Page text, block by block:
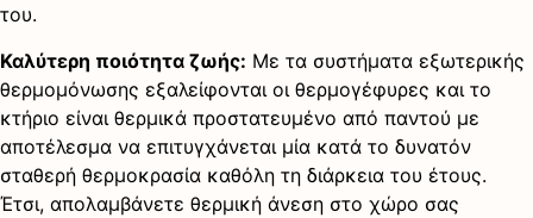
του.
Καλύτερη ποιότητα ζωής: Με τα συστήματα εξωτερικής
θερμομόνωσης εξαλείφονται οι θερμογέφυρες και το
κτήριο είναι θερμικά προστατευμένο από παντού με
αποτέλεσμα να επιτυγχάνεται μία κατά το δυνατόν
σταθερή θερμοκρασία καθόλη τη διάρκεια του έτους.
Έτσι, απολαμβάνετε θερμική άνεση στο χώρο σας